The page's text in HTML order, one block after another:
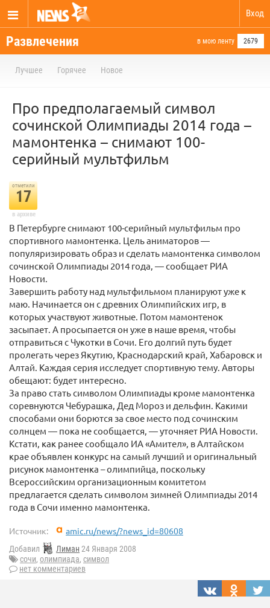
Вход
Развлечения в мою ленту 2679
Лучшее Горячее Новое
Про предполагаемый символ
сочинской Олимпиады 2014 года –
мамонтенка – снимают 100-
серийный мультфильм
отметили
17
в архиве
В Петербурге снимают 100-серийный мультфильм про
спортивного мамонтенка. Цель аниматоров —
популяризировать образ и сделать мамонтенка символом
сочинской Олимпиады 2014 года, — сообщает РИА
Новости.
Завершить работу над мультфильмом планируют уже к
маю. Начинается он с древних Олимпийских игр, в
которых участвуют животные. Потом мамонтенок
засыпает. А просыпается он уже в наше время, чтобы
отправиться с Чукотки в Сочи. Его долгий путь будет
пролегать через Якутию, Краснодарский край, Хабаровск и
Алтай. Каждая серия исследует спортивную тему. Авторы
обещают: будет интересно.
За право стать символом Олимпиады кроме мамонтенка
соревнуются Чебурашка, Дед Мороз и дельфин. Какими
способами они борются за свое место под сочинским
солнцем — пока не сообщается, — уточняет РИА Новости.
Кстати, как ранее сообщало ИА «Амител», в Алтайском
крае объявлен конкурс на самый лучший и оригинальный
рисунок мамонтенка – олимпийца, поскольку
Всероссийским организационным комитетом
предлагается сделать символом зимней Олимпиады 2014
года в Сочи именно мамонтенка.
Источник: amic.ru/news/?news_id=80608
Добавил Лиман 24 Января 2008
сочи, олимпиада, символ
нет комментариев